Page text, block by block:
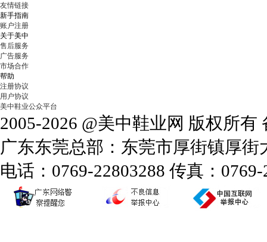
友情链接
新手指南
账户注册
关于美中
售后服务
广告服务
市场合作
帮助
注册协议
用户协议
美中鞋业公众平台
2005-2026 @美中鞋业网 版权所有
广东东莞总部：东莞市厚街镇厚
电话：0769-22803288 传真：0769-